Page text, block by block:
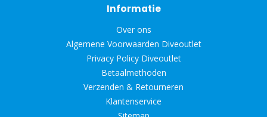
Informatie
Over ons
Algemene Voorwaarden Diveoutlet
Privacy Policy Diveoutlet
Betaalmethoden
Verzenden & Retourneren
Klantenservice